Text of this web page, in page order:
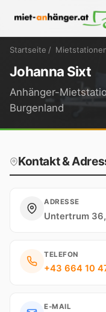
Startseite /
Johanna Sixt
Anhänger-
Burgenland
Kontakt &
ADRESSE
Untertrum
TELEFON
+43 664 10
E-MAIL